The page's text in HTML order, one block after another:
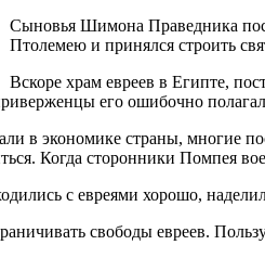
Сыновья Шимона Праведника
Птолемею и принялся строить
Вскоре храм евреев в Египте,
его ошибочно
в экономике страны, многие
Когда сторонники Помпея
с евреями хорошо,
свободы евреев.